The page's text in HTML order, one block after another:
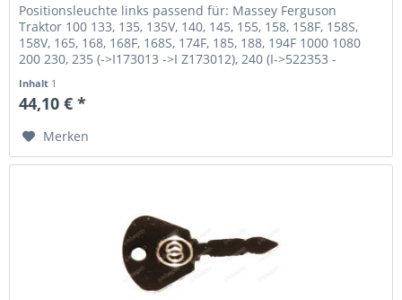
Positionsleuchte links passend für: Massey Ferguson
Traktor 100 133, 135, 135V, 140, 145, 155, 158, 158F, 158S,
158V, 165, 168, 168F, 168S, 174F, 185, 188, 194F 1000 1080
200 230, 235 (->I173013 ->I Z173012), 240 (I->522353 -
Inhalt 1
44,10 € *
Merken